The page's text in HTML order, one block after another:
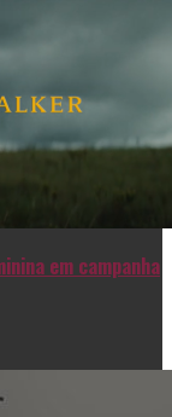
em campanha